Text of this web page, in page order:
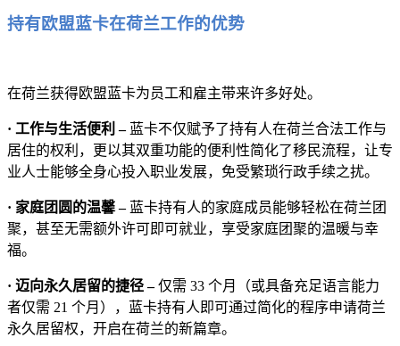
持有欧盟蓝卡在荷兰工作的优势
在荷兰获得欧盟蓝卡为员工和雇主带来许多好处。
· 工作与生活便利 –蓝卡不仅赋予了持有人在荷兰合法工作与
居住的权利，更以其双重功能的便利性简化了移民流程，让专
业人士能够全身心投入职业发展，免受繁琐行政手续之扰。
· 家庭团圆的温馨 – 蓝卡持有人的家庭成员能够轻松在荷兰团
聚，甚至无需额外许可即可就业，享受家庭团聚的温暖与幸
福。
· 迈向永久居留的捷径 –仅需 33 个月（或具备充足语言能力
者仅需 21 个月），蓝卡持有人即可通过简化的程序申请荷兰
永久居留权，开启在荷兰的新篇章。